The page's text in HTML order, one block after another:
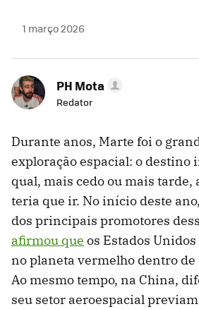
1 março 2026
PH Mota
Redator
Durante anos, Marte foi o
exploração espacial: o destino
qual, mais cedo ou mais tarde,
teria que ir. No início deste
dos principais promotores
afirmou que os Estados
no planeta vermelho dentro de
Ao mesmo tempo, na China,
seu setor aeroespacial